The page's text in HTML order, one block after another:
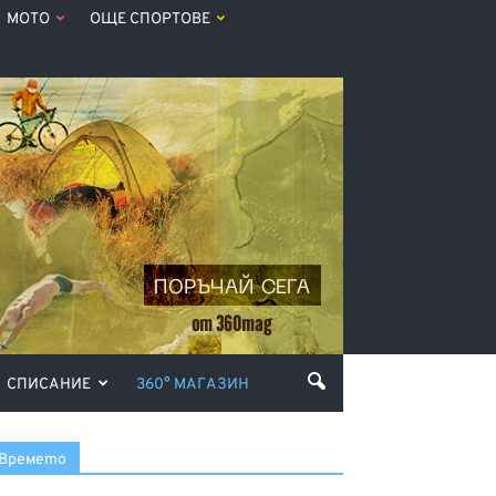
МОТО ОЩЕ СПОРТОВЕ
СПИСАНИЕ 360° МАГАЗИН